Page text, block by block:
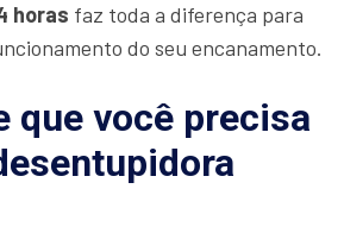
horas faz toda a diferença para
do seu encanamento.
que você precisa